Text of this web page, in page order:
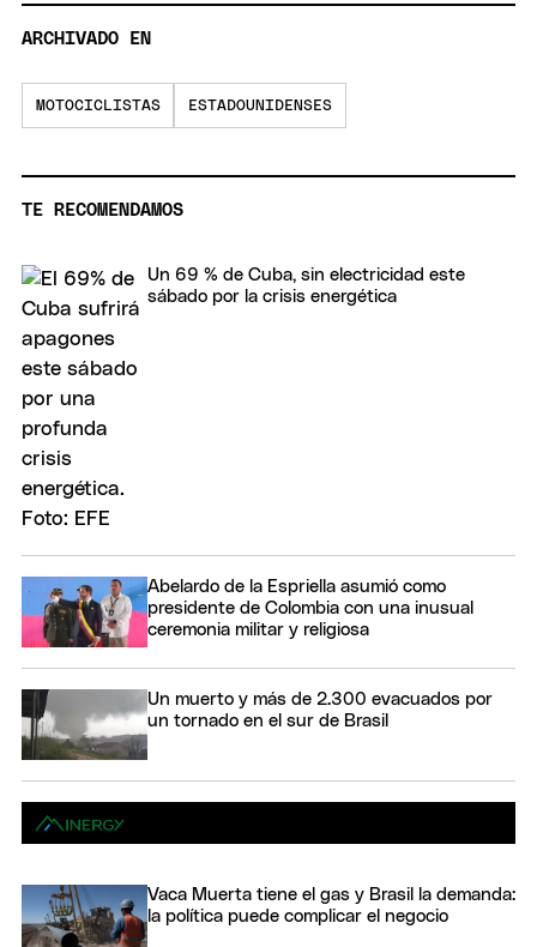
ARCHIVADO EN
MOTOCICLISTAS ESTADOUNIDENSES
TE RECOMENDAMOS
Un 69 % de Cuba, sin electricidad este
sábado por la crisis energética
Abelardo de la Espriella asumió como
presidente de Colombia con una inusual
ceremonia militar y religiosa
Un muerto y más de 2.300 evacuados por
un tornado en el sur de Brasil
Vaca Muerta tiene el gas y Brasil la demanda:
la política puede complicar el negocio